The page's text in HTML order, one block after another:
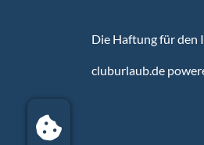
Die Haftung für den
cluburlaub.de